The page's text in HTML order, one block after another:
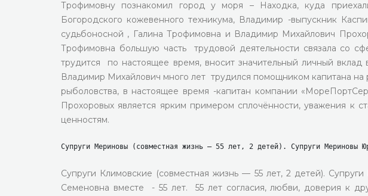
Трофимовну познакомил город у моря – Находка, куда
Богородского кожевенного техникума, Владимир -выпускник
судьбоносной , Галина Трофимовна и Владимир Михайлович
Трофимовна большую часть трудовой деятельности связала со
трудится по настоящее время, вносит значительный личный
Владимир Михайлович много лет трудился помощником капитана на
рыболовства, в настоящее время -капитан компании
Прохоровых является ярким примером сплочённости, уважения
ценностям.
Супруги Мериновы (совместная жизнь — 55 лет, 2 детей). Супруги Мериновы
Супруги Климовские (совместная жизнь — 55 лет, 2 детей).
Семеновна вместе - 55 лет. 55 лет согласия, любви, доверия к